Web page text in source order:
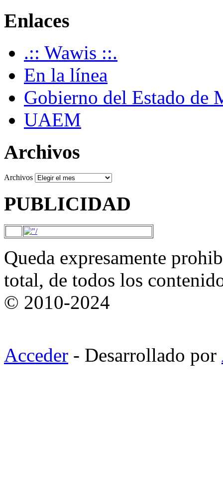
Enlaces
.:: Wawis ::.
En la línea
Gobierno del Estado de
UAEM
Archivos
Archivos
PUBLICIDAD
Queda expresamente
total, de todos los
© 2010-2024
Acceder - Desarrollado por